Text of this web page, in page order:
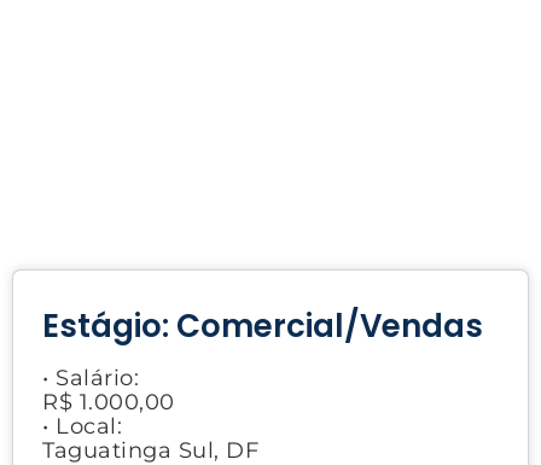
Estágio: Comercial/Vendas
• Salário:
R$ 1.000,00
• Local:
Taguatinga Sul, DF